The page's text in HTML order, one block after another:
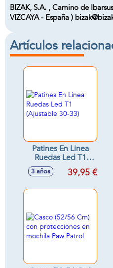
BIZAK, S.A. , Camino de
VIZCAYA - España )
Artículos
Patines En Linea
Ruedas Led T1
(Ajustable 30-33)
3 años 39,95 €